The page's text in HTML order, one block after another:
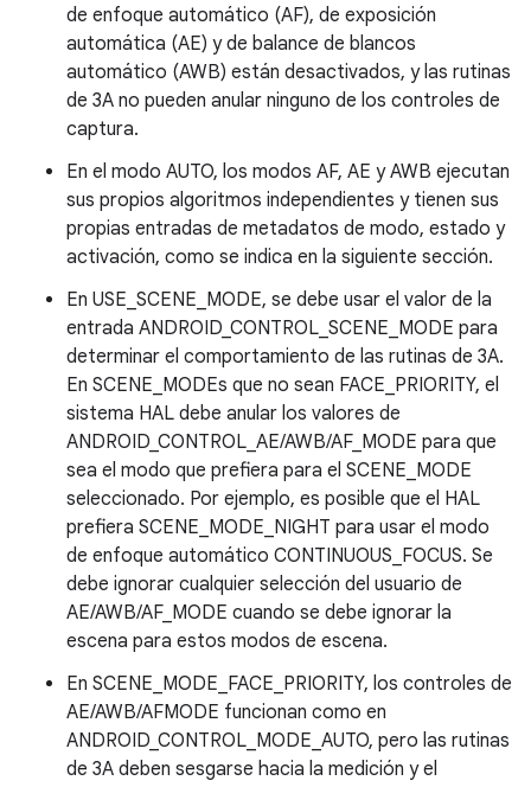
de enfoque automático (AF), de exposición
automática (AE) y de balance de blancos
automático (AWB) están desactivados, y las rutinas
de 3A no pueden anular ninguno de los controles de
captura.
En el modo AUTO, los modos AF, AE y AWB ejecutan
sus propios algoritmos independientes y tienen sus
propias entradas de metadatos de modo, estado y
activación, como se indica en la siguiente sección.
En USE_SCENE_MODE, se debe usar el valor de la
entrada ANDROID_CONTROL_SCENE_MODE para
determinar el comportamiento de las rutinas de 3A.
En SCENE_MODEs que no sean FACE_PRIORITY, el
sistema HAL debe anular los valores de
ANDROID_CONTROL_AE/AWB/AF_MODE para que
sea el modo que prefiera para el SCENE_MODE
seleccionado. Por ejemplo, es posible que el HAL
prefiera SCENE_MODE_NIGHT para usar el modo
de enfoque automático CONTINUOUS_FOCUS. Se
debe ignorar cualquier selección del usuario de
AE/AWB/AF_MODE cuando se debe ignorar la
escena para estos modos de escena.
En SCENE_MODE_FACE_PRIORITY, los controles de
AE/AWB/AFMODE funcionan como en
ANDROID_CONTROL_MODE_AUTO, pero las rutinas
de 3A deben sesgarse hacia la medición y el